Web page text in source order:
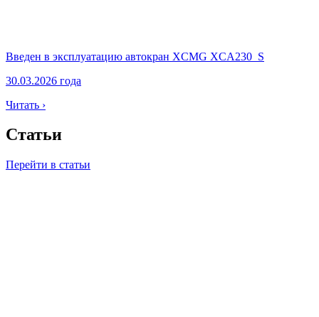
Введен в эксплуатацию автокран XCMG XCA230_S
30.03.2026 года
Читать ›
Статьи
Перейти в статьи